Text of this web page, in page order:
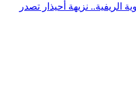
الريفية.. نزيهة أحيذار تصدر